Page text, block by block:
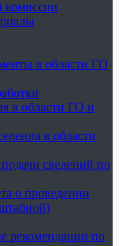
комиссии
в области ГО
в области ГО и
в области
сведений по
о проведении
рекомендации по